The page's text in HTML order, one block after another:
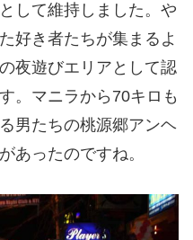
して維持しました。や
好き者たちが集まるよ
夜遊びエリアとして認
。マニラから70キロも
男たちの桃源郷アンヘ
あったのですね。